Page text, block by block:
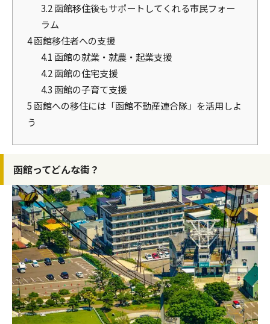
3.2函館移住後もサポートしてくれる市民フォー
ラム
4函館移住者への支援
4.1函館の就業・就農・起業支援
4.2函館の住宅支援
4.3函館の子育て支援
5函館への移住には「函館不動産連合隊」を活用しよ
う
函館ってどんな街？